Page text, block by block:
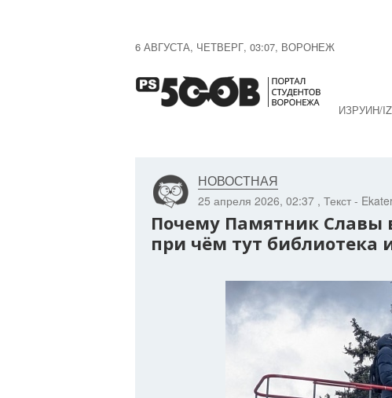
6 АВГУСТА, ЧЕТВЕРГ, 03:07, ВОРОНЕЖ
ИЗРУИН/
25 апреля 2026, 02:37 , Текст -
НОВОСТНАЯ
Почему Памятник Славы
при чём тут библиотека